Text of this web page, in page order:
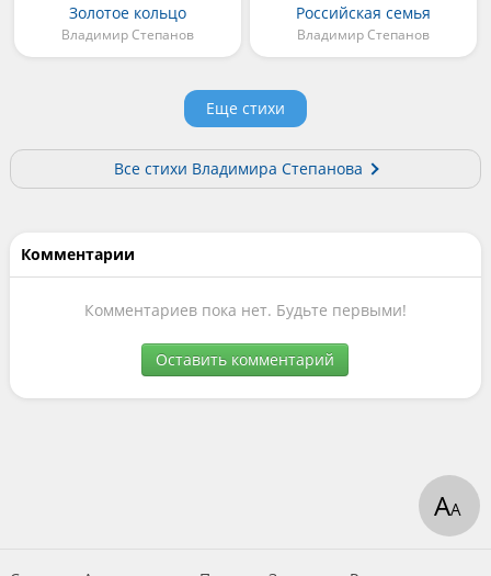
Золотое кольцо
Владимир Степанов
Российская семья
Владимир Степанов
Еще стихи
Все стихи Владимира Степанова
Комментарии
Комментариев пока нет. Будьте первыми!
Оставить комментарий
АА